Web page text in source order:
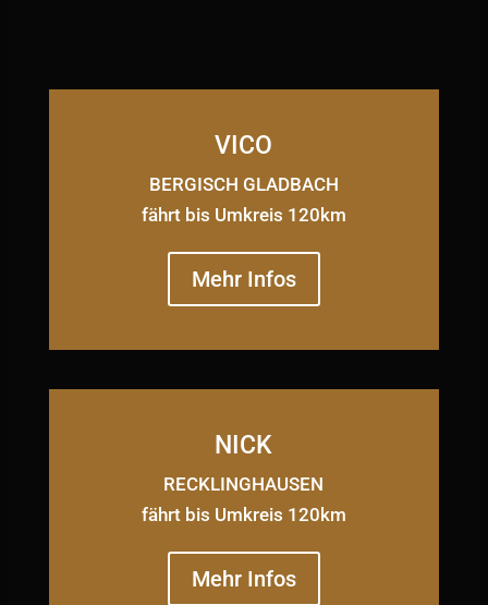
VICO
BERGISCH GLADBACH
fährt bis Umkreis 120km
Mehr Infos
NICK
RECKLINGHAUSEN
fährt bis Umkreis 120km
Mehr Infos